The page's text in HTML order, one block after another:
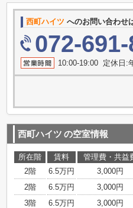
西町ハイツ へのお問い合わせ
072-691-
10:00-19:00 定休日:
西町ハイツ の空室情報
所在階 賃料 管理費・共益
2階
6.5万円 3,000円
2階
6.5万円 3,000円
3階
6.5万円 3,000円